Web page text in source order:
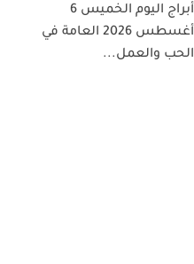
أبراج اليوم الخميس 6
أغسطس 2026 العامة في
الحب والعمل...